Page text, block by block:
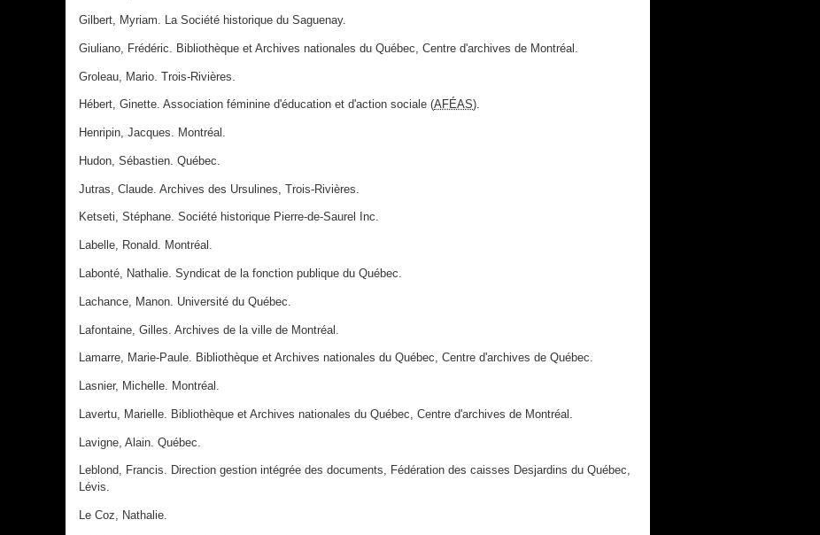
Gilbert, Myriam. La Société historique du Saguenay.
Giuliano, Frédéric. Bibliothèque et Archives nationales du Québec, Centre d'archives de Montréal.
Groleau, Mario. Trois-Rivières.
Hébert, Ginette. Association féminine d'éducation et d'action sociale (AFÉAS).
Henripin, Jacques. Montréal.
Hudon, Sébastien. Québec.
Jutras, Claude. Archives des Ursulines, Trois-Rivières.
Ketseti, Stéphane. Société historique Pierre-de-Saurel Inc.
Labelle, Ronald. Montréal.
Labonté, Nathalie. Syndicat de la fonction publique du Québec.
Lachance, Manon. Université du Québec.
Lafontaine, Gilles. Archives de la ville de Montréal.
Lamarre, Marie-Paule. Bibliothèque et Archives nationales du Québec, Centre d'archives de Québec.
Lasnier, Michelle. Montréal.
Lavertu, Marielle. Bibliothèque et Archives nationales du Québec, Centre d'archives de Montréal.
Lavigne, Alain. Québec.
Leblond, Francis. Direction gestion intégrée des documents, Fédération des caisses Desjardins du Québec,
Lévis.
Le Coz, Nathalie.